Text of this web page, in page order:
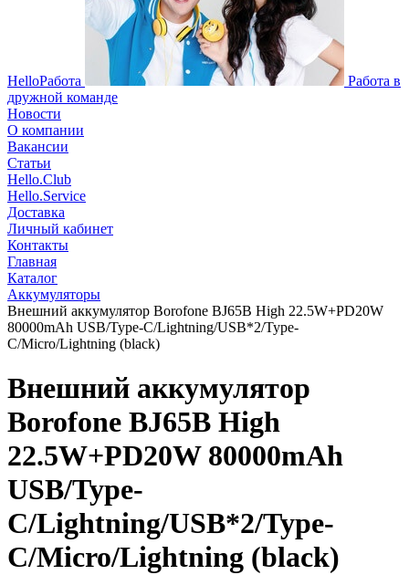
HelloРабота
Работа в
дружной команде
Новости
О компании
Вакансии
Статьи
Hello.Club
Hello.Service
Доставка
Личный кабинет
Контакты
Главная
Каталог
Аккумуляторы
Внешний аккумулятор Borofone BJ65B High 22.5W+PD20W
80000mAh USB/Type-C/Lightning/USB*2/Type-
C/Micro/Lightning (black)
Внешний аккумулятор
Borofone BJ65B High
22.5W+PD20W 80000mAh
USB/Type-
C/Lightning/USB*2/Type-
C/Micro/Lightning (black)